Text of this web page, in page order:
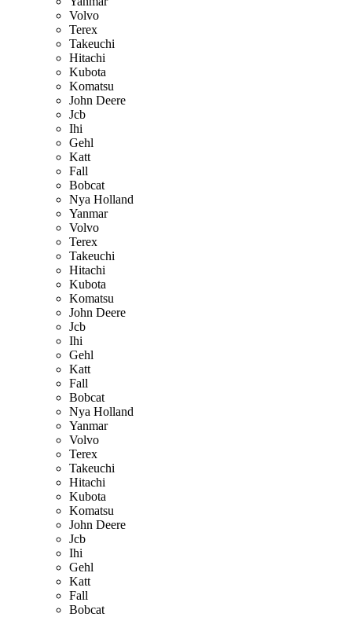
Volvo
Terex
Takeuchi
Hitachi
Kubota
Komatsu
John Deere
Jcb
Ihi
Gehl
Katt
Fall
Bobcat
Nya Holland
Yanmar
Volvo
Terex
Takeuchi
Hitachi
Kubota
Komatsu
John Deere
Jcb
Ihi
Gehl
Katt
Fall
Bobcat
Nya Holland
Yanmar
Volvo
Terex
Takeuchi
Hitachi
Kubota
Komatsu
John Deere
Jcb
Ihi
Gehl
Katt
Fall
Bobcat